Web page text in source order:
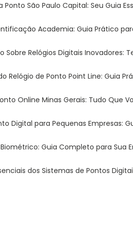
Ponto São Paulo Capital: Seu Guia
Academia: Guia Prático
Sobre Relógios Digitais Inovadores:
Relógio de Ponto Point Line: Guia
Online Minas Gerais: Tudo Que
Digital para Pequenas Empresas:
Biométrico: Guia Completo para Sua
dos Sistemas de Pontos